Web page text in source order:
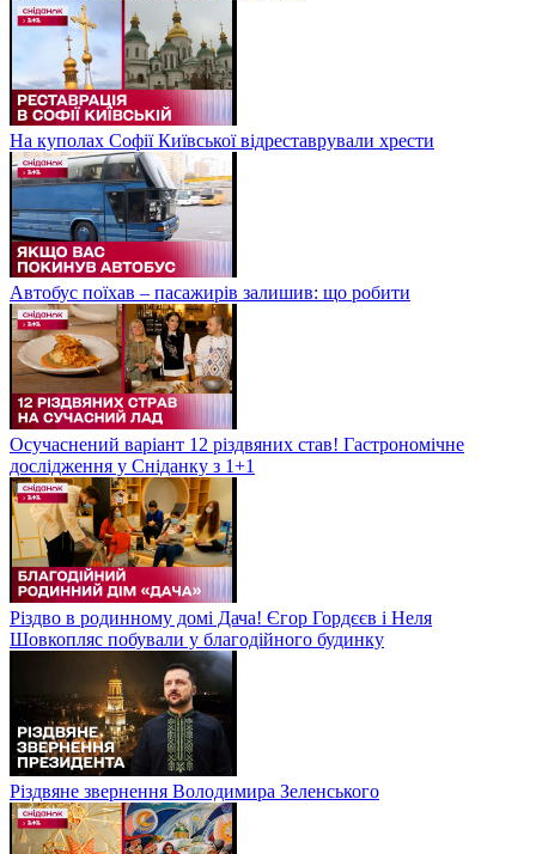
На куполах Софії Київської відреставрували хрести
Автобус поїхав – пасажирів залишив: що робити
Осучаснений варіант 12 різдвяних став! Гастрономічне
дослідження у Сніданку з 1+1
Різдво в родинному домі Дача! Єгор Гордєєв і Неля
Шовкопляс побували у благодійного будинку
Різдвяне звернення Володимира Зеленського